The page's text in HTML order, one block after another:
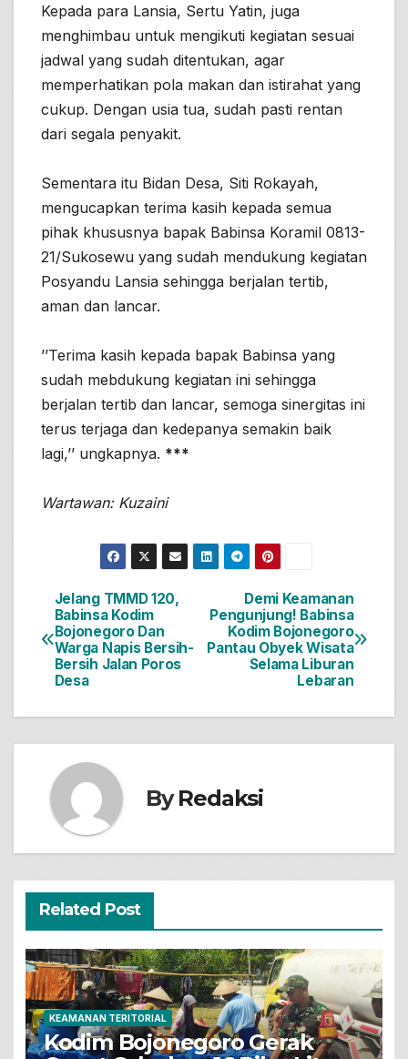
Kepada para Lansia, Sertu Yatin, juga
menghimbau untuk mengikuti kegiatan sesuai
jadwal yang sudah ditentukan, agar
memperhatikan pola makan dan istirahat yang
cukup. Dengan usia tua, sudah pasti rentan
dari segala penyakit.
Sementara itu Bidan Desa, Siti Rokayah,
mengucapkan terima kasih kepada semua
pihak khususnya bapak Babinsa Koramil 0813-
21/Sukosewu yang sudah mendukung kegiatan
Posyandu Lansia sehingga berjalan tertib,
aman dan lancar.
’’Terima kasih kepada bapak Babinsa yang
sudah mebdukung kegiatan ini sehingga
berjalan tertib dan lancar, semoga sinergitas ini
terus terjaga dan kedepanya semakin baik
lagi,’’ ungkapnya. ***
Wartawan: Kuzaini
Navigasi
pos
Demi Keamanan
Pengunjung! Babinsa
Kodim Bojonegoro
Pantau Obyek Wisata
Selama Liburan
Lebaran
Jelang TMMD 120,
Babinsa Kodim
Bojonegoro Dan
Warga Napis Bersih-
Bersih Jalan Poros
Desa
ByRedaksi
Related Post
KEAMANAN TERITORIAL
Kodim Bojonegoro Gerak